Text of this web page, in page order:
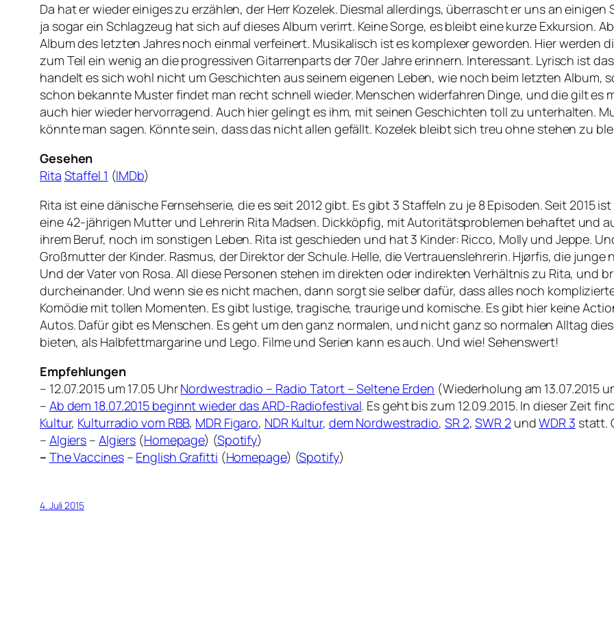
Da hat er wieder einiges zu erzählen, der Herr Kozelek. Diesmal allerdings, überrascht er uns an
ja sogar ein Schlagzeug hat sich auf dieses Album verirrt. Keine Sorge, es bleibt eine kurze Exkursion.
Album des letzten Jahres noch einmal verfeinert. Musikalisch ist es komplexer geworden. Hier werden
zum Teil ein wenig an die progressiven Gitarrenparts der 70er Jahre erinnern. Interessant. Lyrisch ist
handelt es sich wohl nicht um Geschichten aus seinem eigenen Leben, wie noch beim letzten Album,
schon bekannte Muster findet man recht schnell wieder. Menschen widerfahren Dinge, und die gilt es
auch hier wieder hervorragend. Auch hier gelingt es ihm, mit seinen Geschichten toll zu unterhalten.
könnte man sagen. Könnte sein, dass das nicht allen gefällt. Kozelek bleibt sich treu ohne stehen zu
Gesehen
Rita Staffel 1 (IMDb)
Rita ist eine dänische Fernsehserie, die es seit 2012 gibt. Es gibt 3 Staffeln zu je 8 Episoden. Seit 2015
eine 42-jährigen Mutter und Lehrerin Rita Madsen. Dickköpfig, mit Autoritätsproblemen behaftet und
ihrem Beruf, noch im sonstigen Leben. Rita ist geschieden und hat 3 Kinder: Ricco, Molly und Jeppe.
Großmutter der Kinder. Rasmus, der Direktor der Schule. Helle, die Vertrauenslehrerin. Hjørfis, die
Und der Vater von Rosa. All diese Personen stehen im direkten oder indirekten Verhältnis zu Rita, und
durcheinander. Und wenn sie es nicht machen, dann sorgt sie selber dafür, dass alles noch
Komödie mit tollen Momenten. Es gibt lustige, tragische, traurige und komische. Es gibt hier keine
Autos. Dafür gibt es Menschen. Es geht um den ganz normalen, und nicht ganz so normalen Alltag
bieten, als Halbfettmargarine und Lego. Filme und Serien kann es auch. Und wie! Sehenswert!
Empfehlungen
– 12.07.2015 um 17.05 UhrNordwestradio – Radio Tatort – Seltene Erden (Wiederholung am 13.07.2015
– Ab dem 18.07.2015 beginnt wieder das ARD-Radiofestival. Es geht bis zum 12.09.2015. In dieser Zeit
Kultur, Kulturradio vom RBB, MDR Figaro, NDR Kultur, dem Nordwestradio, SR 2,SWR 2undWDR 3 statt.
– Algiers – Algiers (Homepage) (Spotify)
– The Vaccines– English Grafitti (Homepage) (Spotify)
4. Juli 2015